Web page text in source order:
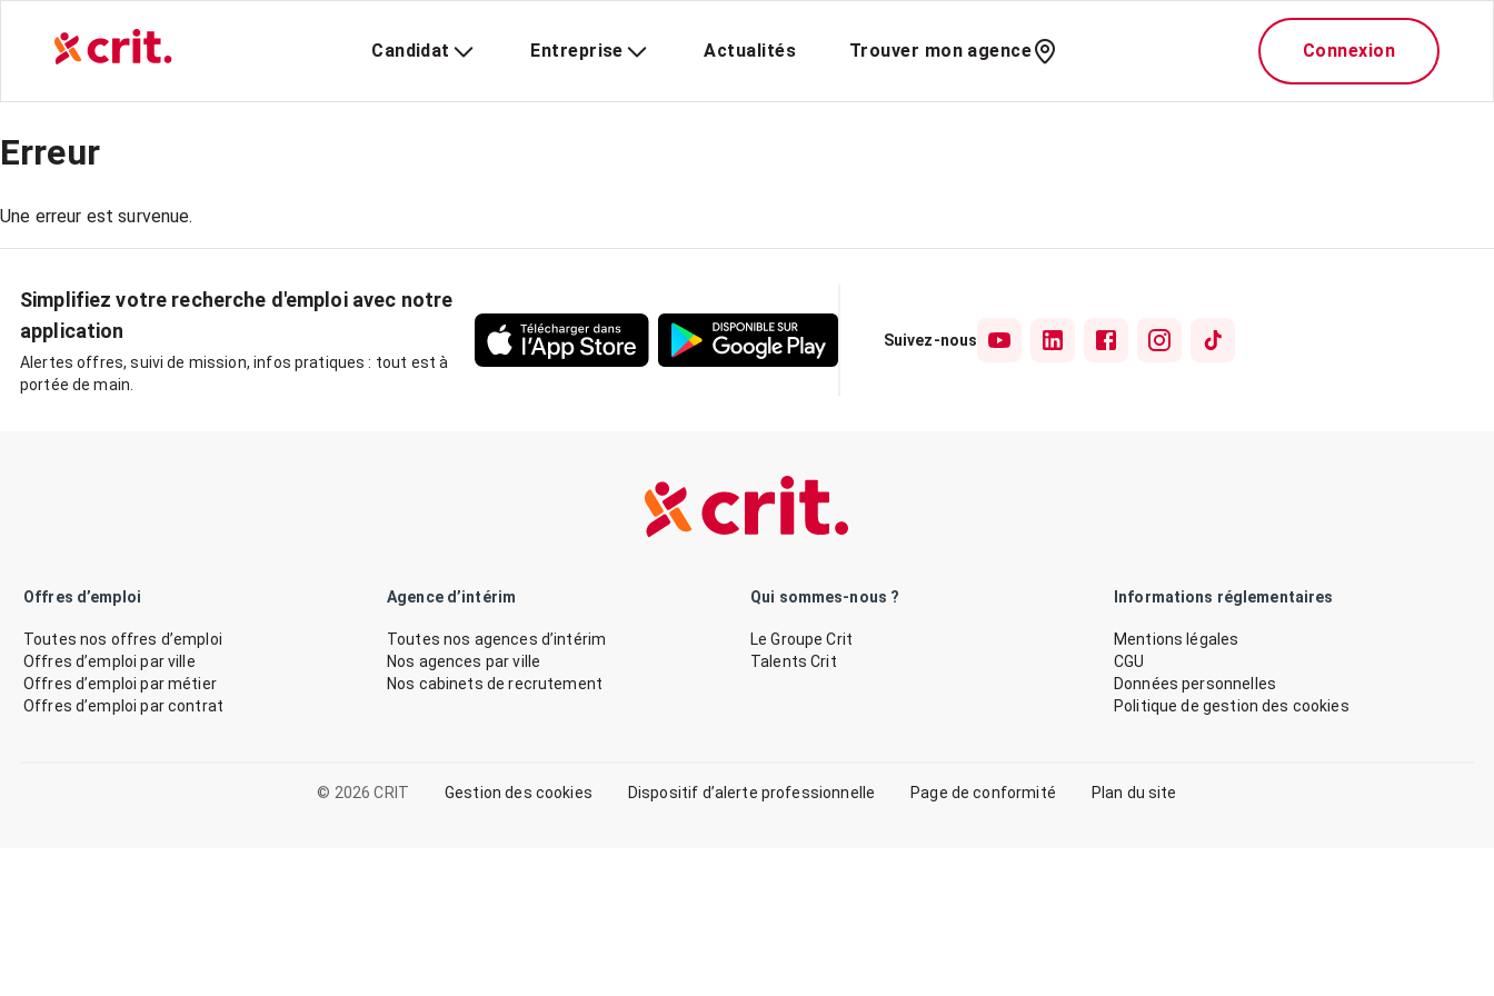
Candidat Entreprise Actualités Trouver mon agence Connexion
Erreur
Une erreur est survenue.
Simplifiez votre recherche d'emploi avec notre
application
Alertes offres, suivi de mission, infos pratiques : tout est à
portée de main.
Suivez-nous
Offres d’emploi
Toutes nos offres d’emploi
Offres d’emploi par ville
Offres d’emploi par métier
Offres d’emploi par contrat
Agence d’intérim
Toutes nos agences d’intérim
Nos agences par ville
Nos cabinets de recrutement
Qui sommes-nous ?
Le Groupe Crit
Talents Crit
Informations réglementaires
Mentions légales
CGU
Données personnelles
Politique de gestion des cookies
© 2026 CRIT Gestion des cookies Dispositif d’alerte professionnelle Page de conformité Plan du site